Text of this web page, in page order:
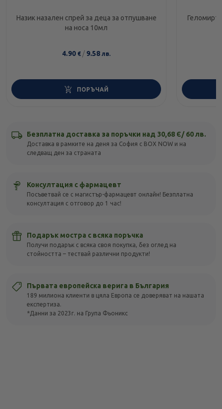
Назик назален спрей за деца за отпушване
на носа 10мл
4.90 € / 9.58 лв.
ПОРЪЧАЙ
Безплатна доставка за поръчки над 30,68 Є/ 60 лв.
Доставка в рамките на деня за София с BOX NOW и на
следващ ден за страната
Консултация с фармацевт
Посъветвай се с магистър-фармацевт онлайн! Безплатна
консултация с отговор до 1 час!
Подарък мостра с всяка поръчка
Получи подарък с всяка своя покупка, без оглед на
стойността – тествай различни продукти!
Първата европейска верига в България
189 милиона клиенти в цяла Европа се доверяват на нашата
експертиза.
*Данни за 2023г. на Група Фьоникс